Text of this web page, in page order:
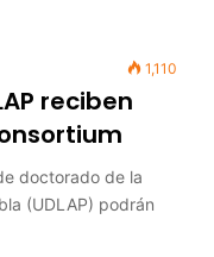
1,110
reciben
doctorado de la
(UDLAP) podrán